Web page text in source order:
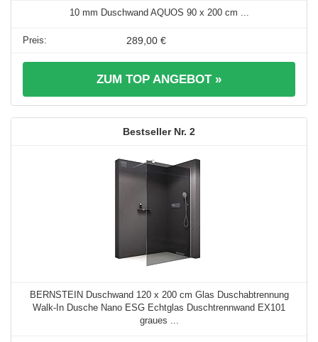
10 mm Duschwand AQUOS 90 x 200 cm ...
289,00 €
ZUM TOP ANGEBOT »
2
BERNSTEIN Duschwand 120 x 200 cm Glas Duschabtrennung
Walk-In Dusche Nano ESG Echtglas Duschtrennwand EX101
graues ...